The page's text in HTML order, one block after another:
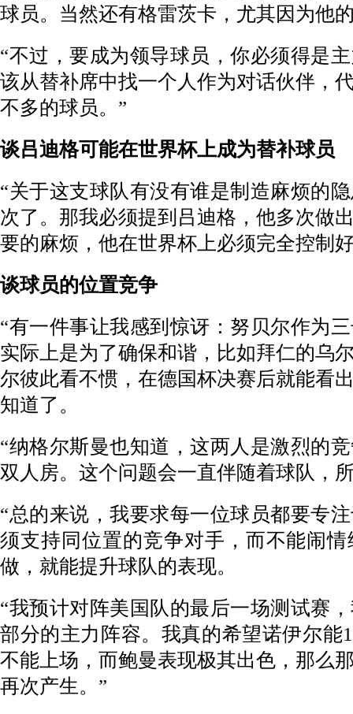
球员。当然还有格雷茨卡，尤其因为他
“不过，要成为领导球员，你必须得是
该从替补席中找一个人作为对话伙伴，
不多的球员。”
谈吕迪格可能在世界杯上成为替补球员
“关于这支球队有没有谁是制造麻烦的
次了。那我必须提到吕迪格，他多次做
要的麻烦，他在世界杯上必须完全控制
谈球员的位置竞争
“有一件事让我感到惊讶：努贝尔作为
实际上是为了确保和谐，比如拜仁的乌
尔彼此看不惯，在德国杯决赛后就能看
知道了。
“纳格尔斯曼也知道，这两人是激烈的
双人房。这个问题会一直伴随着球队，
“总的来说，我要求每一位球员都要专
须支持同位置的竞争对手，而不能闹
做，就能提升球队的表现。
“我预计对阵美国队的最后一场测试赛
部分的主力阵容。我真的希望诺伊尔能
不能上场，而鲍曼表现极其出色，那么
再次产生。”